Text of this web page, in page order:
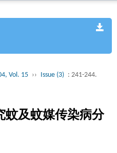
Vol. 15 ›› Issue (3) : 241-244.
蚊及蚊媒传染病分